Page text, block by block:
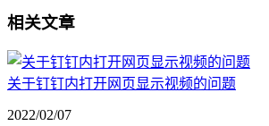
相关文章
关于钉钉内打开网页显示视频的问题
2022/02/07